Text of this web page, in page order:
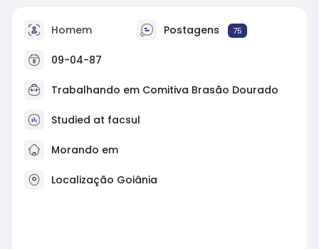
Homem Postagens 75
09-04-87
Trabalhando em Comitiva Brasão Dourado
Studied at facsul
Morando em
Localização Goiânia